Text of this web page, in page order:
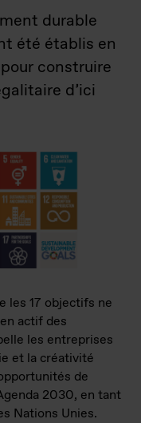
durable
été établis en
construire
d’ici
les 17 objectifs ne
actif des
les entreprises
et la créativité
de
2030, en tant
Nations Unies.